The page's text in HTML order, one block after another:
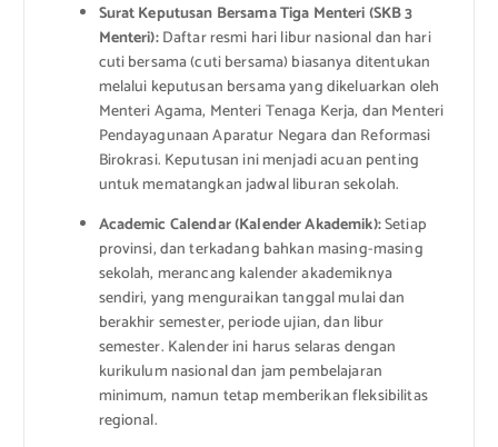
Surat Keputusan Bersama Tiga Menteri (SKB 3
Menteri):Daftar resmi hari libur nasional dan hari
cuti bersama (cuti bersama) biasanya ditentukan
melalui keputusan bersama yang dikeluarkan oleh
Menteri Agama, Menteri Tenaga Kerja, dan Menteri
Pendayagunaan Aparatur Negara dan Reformasi
Birokrasi. Keputusan ini menjadi acuan penting
untuk mematangkan jadwal liburan sekolah.
Academic Calendar (Kalender Akademik):Setiap
provinsi, dan terkadang bahkan masing-masing
sekolah, merancang kalender akademiknya
sendiri, yang menguraikan tanggal mulai dan
berakhir semester, periode ujian, dan libur
semester. Kalender ini harus selaras dengan
kurikulum nasional dan jam pembelajaran
minimum, namun tetap memberikan fleksibilitas
regional.